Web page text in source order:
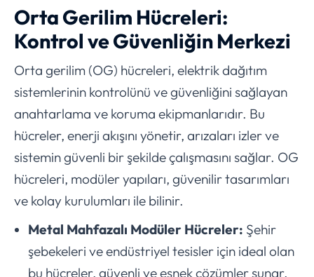
Orta Gerilim Hücreleri:
Kontrol ve Güvenliğin Merkezi
Orta gerilim (OG) hücreleri, elektrik dağıtım
sistemlerinin kontrolünü ve güvenliğini sağlayan
anahtarlama ve koruma ekipmanlarıdır. Bu
hücreler, enerji akışını yönetir, arızaları izler ve
sistemin güvenli bir şekilde çalışmasını sağlar. OG
hücreleri, modüler yapıları, güvenilir tasarımları
ve kolay kurulumları ile bilinir.
Metal Mahfazalı Modüler Hücreler: Şehir
şebekeleri ve endüstriyel tesisler için ideal olan
bu hücreler, güvenli ve esnek çözümler sunar.